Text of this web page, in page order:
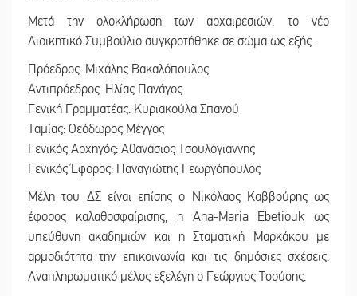
Μετά την ολοκλήρωση των αρχαιρεσιών, το νέο
Διοικητικό Συμβούλιο συγκροτήθηκε σε σώμα ως εξής:
Πρόεδρος: Μιχάλης Βακαλόπουλος
Αντιπρόεδρος: Ηλίας Πανάγος
Γενική Γραμματέας: Κυριακούλα Σπανού
Ταμίας: Θεόδωρος Μέγγος
Γενικός Αρχηγός: Αθανάσιος Τσουλόγιαννης
Γενικός Έφορος: Παναγιώτης Γεωργόπουλος
Μέλη του ΔΣ είναι επίσης ο Νικόλαος Καββούρης ως
έφορος καλαθοσφαίρισης, η Ana-Maria Ebetiouk ως
υπεύθυνη ακαδημιών και η Σταματική Μαρκάκου με
αρμοδιότητα την επικοινωνία και τις δημόσιες σχέσεις.
Αναπληρωματικό μέλος εξελέγη ο Γεώργιος Τσούσης.